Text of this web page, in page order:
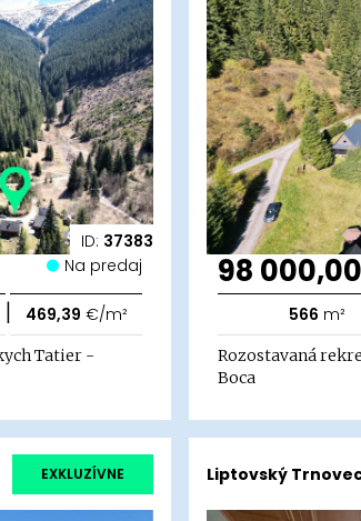
ID: 37383
Na predaj
| 469,39 €/m²
Tatier -
98
566 m²
Rozostavaná
Boca
EXKLUZÍVNE Liptovský